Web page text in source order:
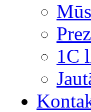
1С